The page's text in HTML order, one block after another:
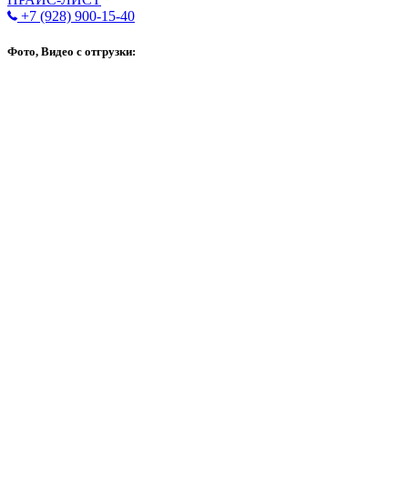
+7 (928) 900-15-40
Фото, Видео с отгрузки: